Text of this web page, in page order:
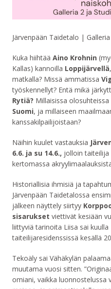
Järvenpään Taidetalo |
Kuka hiihtää Aino Krohnin
Kallas) kannoilla Loppijärvellä
matkalla? Missä ammatissa
työskennellyt? Entä mikä
Rytiä? Millaisissa olosuhteissa
Suomi, ja millaiseen
kanssakilpailijoistaan?
Näihin kuulet vastauksia Jä
6.6. ja su 14.6., jolloin taiteilija
kertomassa
Historiallisia ihmisiä ja
Järvenpään Taidetalossa
jälkeen näyttely siirtyy
sisarukset viettivät kesiään
liittyviä tarinoita Liisa sai
taiteilijaresidenssissä kesällä
Tekoäly sai Vähäkylän
muutama vuosi sitten.
omiani, vaikka luonnostelussa